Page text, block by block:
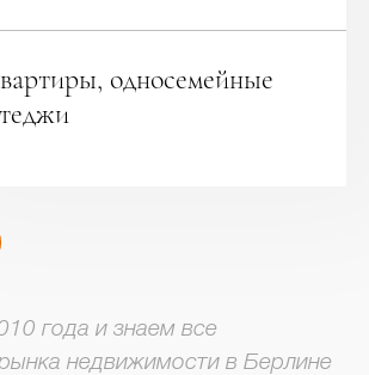
односемейные
года и знаем все
недвижимости в Берлине